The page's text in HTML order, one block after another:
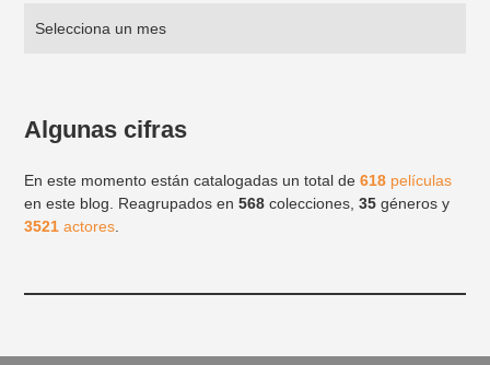
Algunas cifras
En este momento están catalogadas un total de618 películas
en este blog. Reagrupados en568 colecciones,35 géneros y
3521 actores